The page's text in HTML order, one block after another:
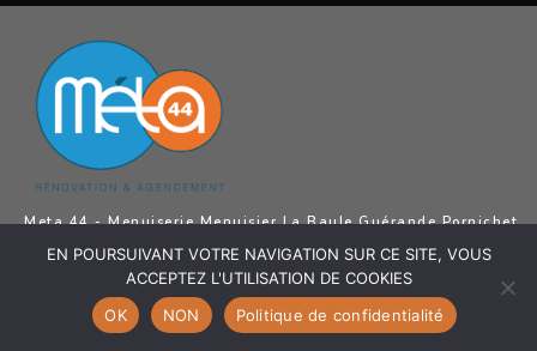
Meta 44 - Menuiserie Menuisier La Baule Guérande Pornichet
Agencement intérieur, Ouvertures, Pose revêtements de sol,
Aménagement Extérieur La Baule Guérande Pornichet Saint
EN POURSUIVANT VOTRE NAVIGATION SUR CE SITE, VOUS
ACCEPTEZ L'UTILISATION DE COOKIES
OK
NON Politique de confidentialité